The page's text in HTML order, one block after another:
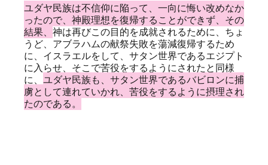
ユダヤ民族は不信仰に陥って、一向に悔い改めなか
ったので、神殿理想を復帰することができず、その
結果、 神は再びこの目的を成就されるために、ちょ
うど、アブラハムの献祭失敗を蕩減復帰するため
に、イスラエルをして、サタン世界であるエジプト
に入らせ、そこで苦役をするようにされたと同様
に、 ユダヤ民族も、サタン世界であるバビロンに捕
虜として連れていかれ、苦役をするように摂理され
たのである。